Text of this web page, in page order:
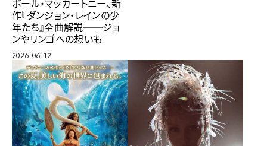
ポール・マッカートニー、新
作『ダンジョン・レインの少
年たち』全曲解説──ジョ
ンやリンゴへの想いも
2026.06.12